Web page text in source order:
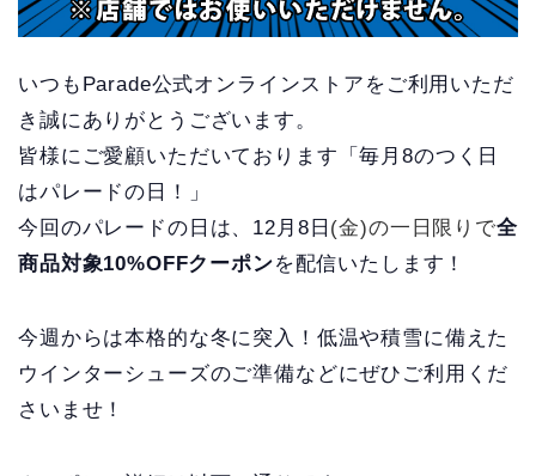
いつもParade公式オンラインストアをご利用いただ
き誠にありがとうございます。
皆様にご愛顧いただいております「毎月8のつく日
はパレードの日！」
今回のパレードの日は、12月8日 (金)の一日限りで全
商品対象10%OFFクーポンを配信いたします！
今週からは本格的な冬に突入！低温や積雪に備えた
ウインターシューズのご準備などにぜひご利用くだ
さいませ！